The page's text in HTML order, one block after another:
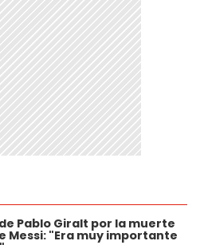
Pablo Giralt por la muerte
Messi: "Era muy importante